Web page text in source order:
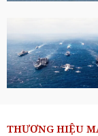
THƯƠNG HIỆU